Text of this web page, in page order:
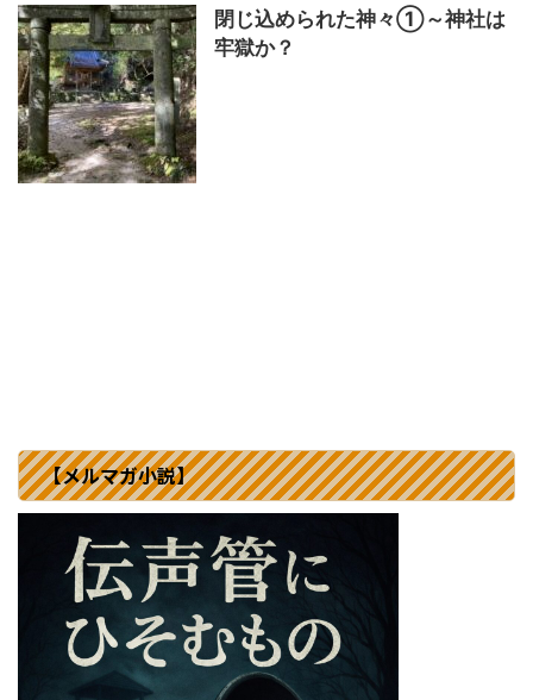
閉じ込められた神々①～神社は
牢獄か？
【メルマガ小説】